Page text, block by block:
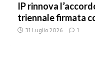
IP rinnova
triennale firmata
31 Luglio 2026 1